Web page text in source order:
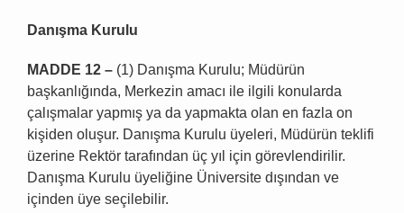
Danışma Kurulu
MADDE 12 – (1) Danışma Kurulu; Müdürün
başkanlığında, Merkezin amacı ile ilgili konularda
çalışmalar yapmış ya da yapmakta olan en fazla on
kişiden oluşur. Danışma Kurulu üyeleri, Müdürün teklifi
üzerine Rektör tarafından üç yıl için görevlendirilir.
Danışma Kurulu üyeliğine Üniversite dışından ve
içinden üye seçilebilir.